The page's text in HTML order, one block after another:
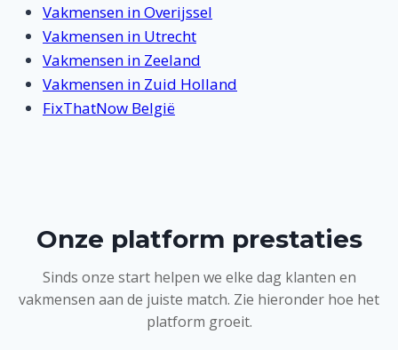
Vakmensen in Overijssel
Vakmensen in Utrecht
Vakmensen in Zeeland
Vakmensen in Zuid Holland
FixThatNow België
Onze platform prestaties
Sinds onze start helpen we elke dag klanten en
vakmensen aan de juiste match. Zie hieronder hoe het
platform groeit.